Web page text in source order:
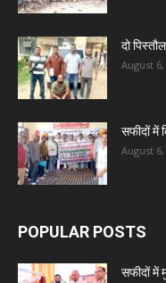
दो
August 6,
सफीदों में
August 6,
POPULAR POSTS
सफीदों में